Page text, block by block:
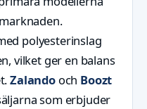
polyesterinslag
vilket ger en balans
Zalandooch Boozt
som erbjuder